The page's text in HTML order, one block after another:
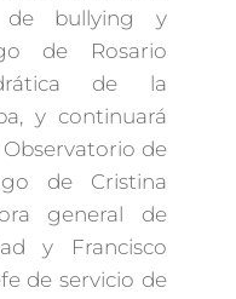
de bullying y
de Rosario
de la
y continuará
de
de Cristina
general de
y Francisco
de servicio de